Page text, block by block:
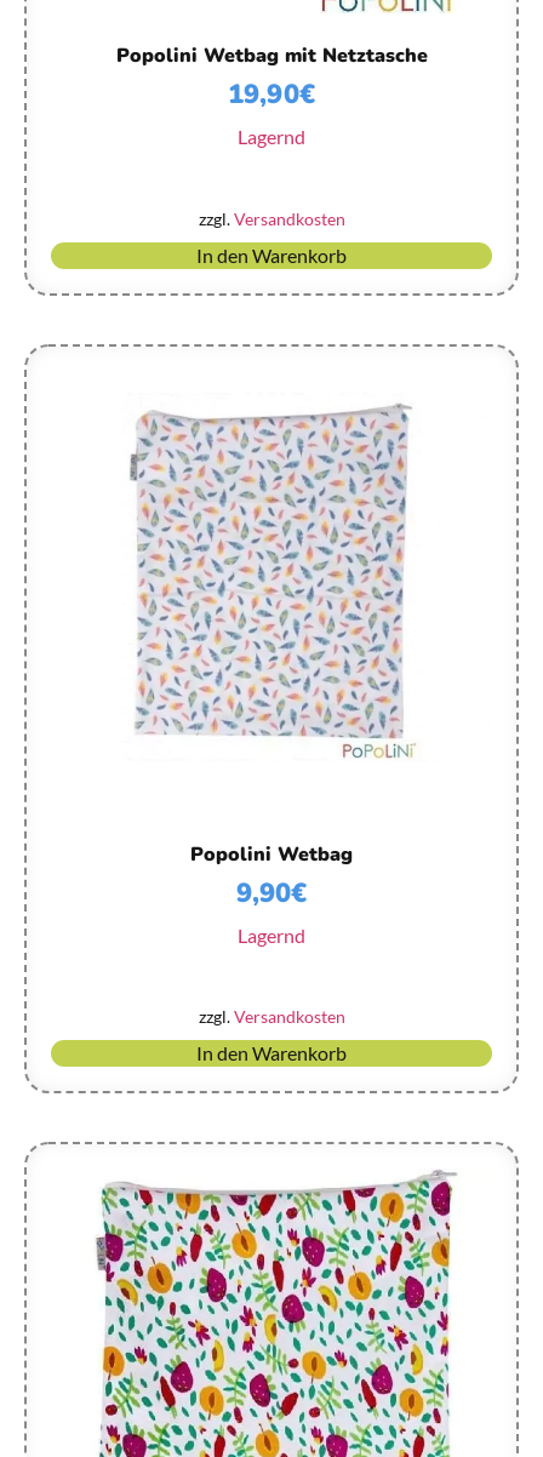
Popolini Wetbag mit Netztasche
19,90€
Lagernd
zzgl.Versandkosten
In den Warenkorb
Popolini Wetbag
9,90€
Lagernd
zzgl.Versandkosten
In den Warenkorb